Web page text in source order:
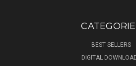
BEST SELLERS
DIGITAL